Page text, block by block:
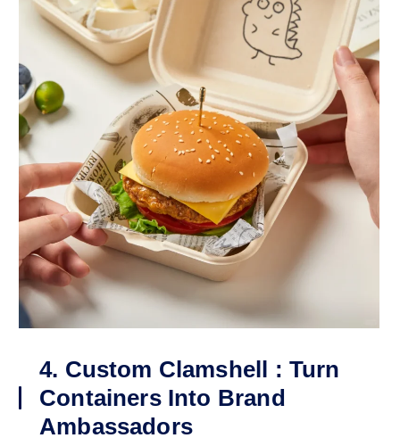
4. Custom Clamshell : Turn
Containers Into Brand
Ambassadors